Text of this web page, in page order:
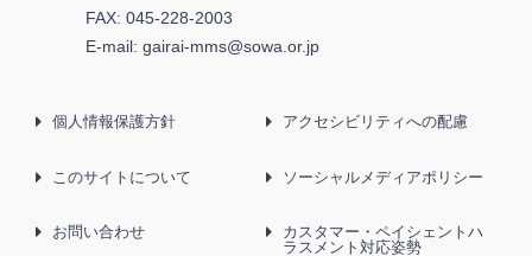
FAX:045-228-2003
E-mail:gairai-mms@sowa.or.jp
個人情報保護方針 アクセシビリティへの配慮
このサイトについて ソーシャルメディアポリシー
お問い合わせ
カスタマー・ペイシェントハ
ラスメント対応姿勢